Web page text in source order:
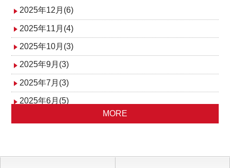
2025年12月(6)
2025年11月(4)
2025年10月(3)
2025年9月(3)
2025年7月(3)
2025年6月(5)
2025年3月(5)
MORE